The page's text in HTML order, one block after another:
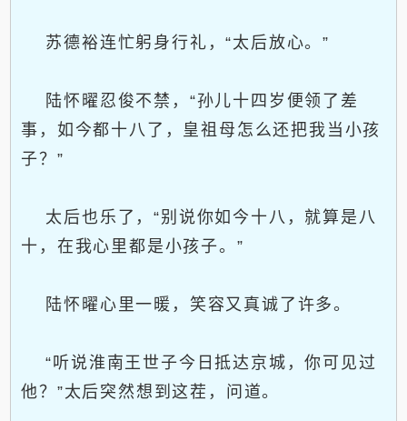
苏德裕连忙躬身行礼，“太后放心。”
陆怀曜忍俊不禁，“孙儿十四岁便领了差
事，如今都十八了，皇祖母怎么还把我当小孩
子？”
太后也乐了，“别说你如今十八，就算是八
十，在我心里都是小孩子。”
陆怀曜心里一暖，笑容又真诚了许多。
“听说淮南王世子今日抵达京城，你可见过
他？”太后突然想到这茬，问道。